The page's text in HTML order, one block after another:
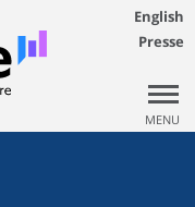
English
Presse
MENU